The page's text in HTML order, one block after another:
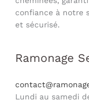
confiance à notre
et sécurisé.
Ramonage
Lundi au samedi